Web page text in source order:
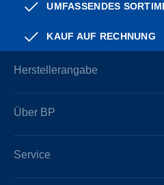
UMFASSENDES
KAUF AUF RECHNUNG
Herstellerangabe
Über BP
Service